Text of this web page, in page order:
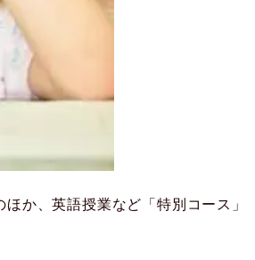
か、英語授業など「特別コース」